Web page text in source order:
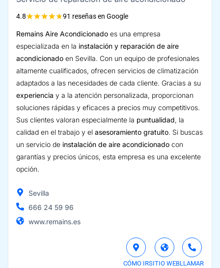
4.8★★★★★91 reseñas en Google
Remains Aire Acondicionado es una empresa
especializada en la instalación y reparación de aire
acondicionado en Sevilla. Con un equipo de profesionales
altamente cualificados, ofrecen servicios de climatización
adaptados a las necesidades de cada cliente. Gracias a su
experiencia y a la atención personalizada, proporcionan
soluciones rápidas y eficaces a precios muy competitivos.
Sus clientes valoran especialmente la puntualidad, la
calidad en el trabajo y el asesoramiento gratuito. Si buscas
un servicio de instalación de aire acondicionado con
garantías y precios únicos, esta empresa es una excelente
opción.
Sevilla
666 24 59 96
www.remains.es
CÓMO IRSITIO WEBLLAMAR